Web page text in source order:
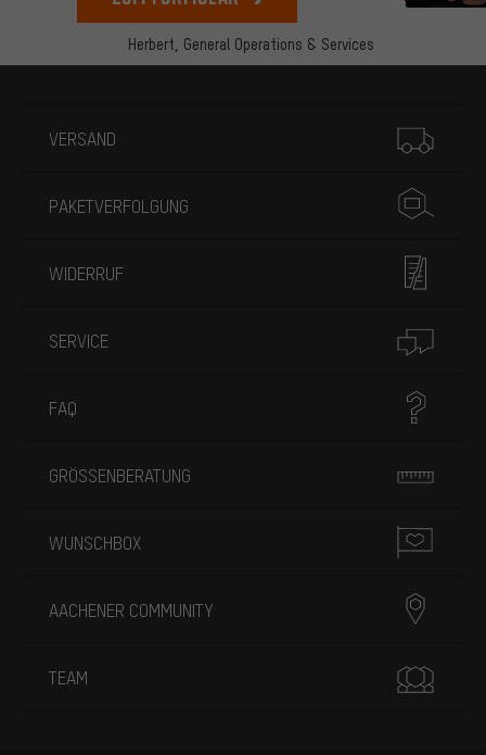
Herbert, General Operations & Services
VERSAND
PAKETVERFOLGUNG
WIDERRUF
SERVICE
FAQ
GRÖSSENBERATUNG
WUNSCHBOX
AACHENER COMMUNITY
TEAM